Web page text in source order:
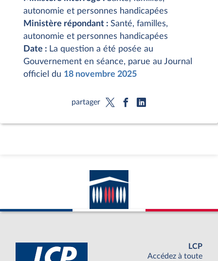
autonomie et personnes handicapées
Ministère répondant : Santé, familles,
autonomie et personnes handicapées
Date : La question a été posée au
Gouvernement en séance, parue au Journal
officiel du 18 novembre 2025
partager
LCP
Accédez à toute